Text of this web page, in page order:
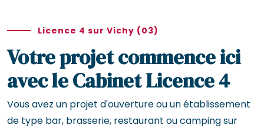
Licence 4 sur Vichy (03)
Votre projet commence ici
avec le Cabinet Licence 4
Vous avez un projet d'ouverture ou un établissement
de type bar, brasserie, restaurant ou camping sur